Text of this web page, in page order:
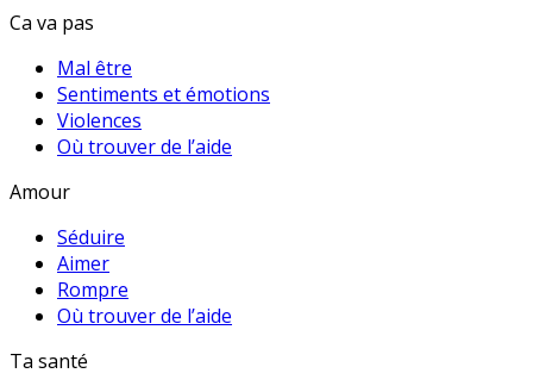
Ca va pas
Mal être
Sentiments et émotions
Violences
Où trouver de l’aide
Amour
Séduire
Aimer
Rompre
Où trouver de l’aide
Ta santé